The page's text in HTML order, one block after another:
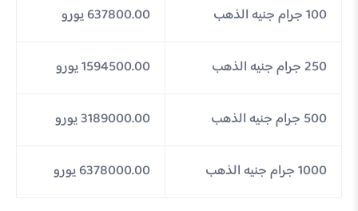
100 جرام جنيه الذهب 637800.00 يورو
250 جرام جنيه الذهب 1594500.00 يورو
500 جرام جنيه الذهب 3189000.00 يورو
1000 جرام جنيه الذهب 6378000.00 يورو